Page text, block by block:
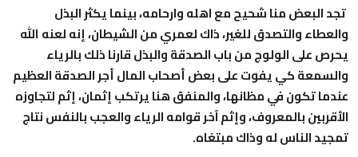
تجد البعض منا شحيح مع اهله وارحامه، بينما يكثر البذل
والعطاء والتصدق للغير، ذاك لعمري من الشيطان، إنه لعنه الله
يحرص على الولوج من باب الصدقة والبذل قارنا ذلك بالرياء
والسمعة كي يفوت على بعض أصحاب المال أجر الصدقة العظيم
عندما تكون في مظانها، والمنفق هنا يرتكب إثمان، إثم لتجاوزه
الأقربين بالمعروف، وإثم آخر قوامه الرياء والعجب بالنفس نتاج
تمجيد الناس له وذاك مبتغاه.